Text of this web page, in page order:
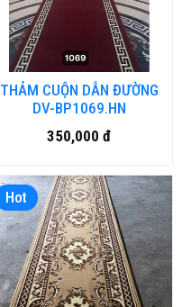
THẢM CUỘN DẪN ĐƯỜNG
DV-BP1069.HN
350,000 đ
Hot